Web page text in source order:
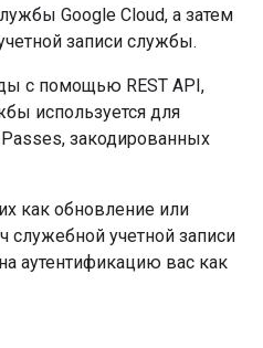
Google Cloud, а затем
записи службы.
с помощью REST API,
используется для
закодированных
как обновление или
служебной учетной записи
аутентификацию вас как